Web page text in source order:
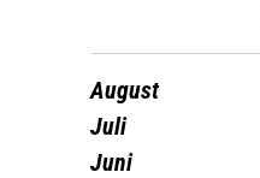
August
Juli
Juni